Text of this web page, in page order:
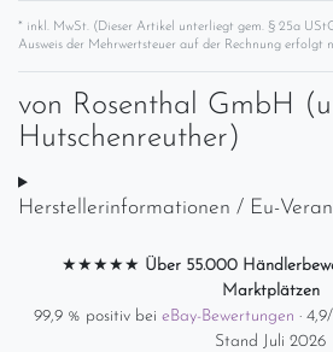
* inkl. MwSt. (Dieser Artikel unterliegt gem. § 25a
Ausweis der Mehrwertsteuer auf der Rechnung erfolgt
von Rosenthal GmbH
Hutschenreuther)
Herstellerinformationen / Eu-
★★★★★ Über 55.000
Marktplätzen
99,9 % positiv bei eBay-Bewertungen ·
Stand Juli 2026